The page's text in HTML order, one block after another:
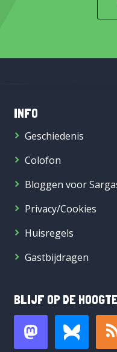
INFO
Geschiedenis
Colofon
Bloggen voor
Privacy/Cookies
Huisregels
Gastbijdragen
BLIJF OP DE HOOGTE